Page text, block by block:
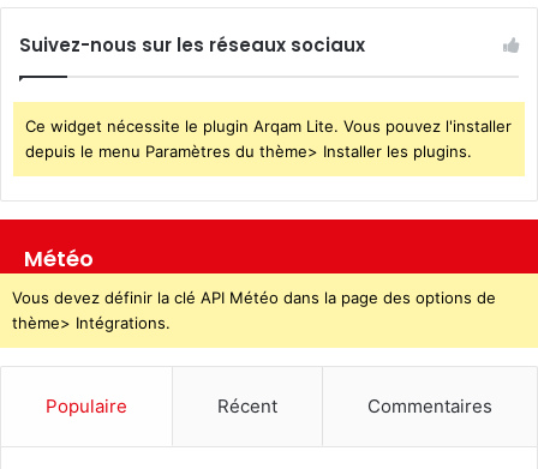
Suivez-nous sur les réseaux sociaux
Ce widget nécessite le plugin Arqam Lite. Vous pouvez l'installer
depuis le menu Paramètres du thème> Installer les plugins.
Météo
Vous devez définir la clé API Météo dans la page des options de
thème> Intégrations.
Populaire Récent Commentaires